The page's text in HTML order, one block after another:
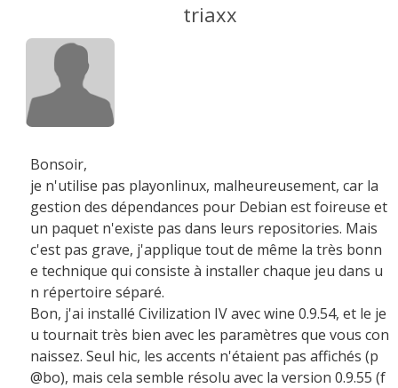
triaxx
Bonsoir,
je n'utilise pas playonlinux, malheureusement, car la
gestion des dépendances pour Debian est foireuse et
un paquet n'existe pas dans leurs repositories. Mais
c'est pas grave, j'applique tout de même la très bonn
e technique qui consiste à installer chaque jeu dans u
n répertoire séparé.
Bon, j'ai installé Civilization IV avec wine 0.9.54, et le je
u tournait très bien avec les paramètres que vous con
naissez. Seul hic, les accents n'étaient pas affichés (p
@bo), mais cela semble résolu avec la version 0.9.55 (f